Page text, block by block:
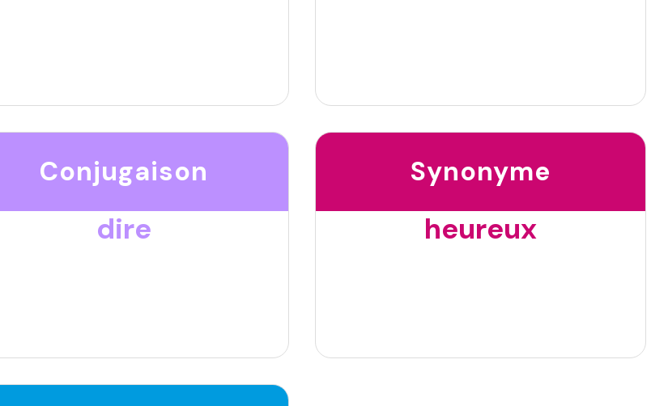
Conjugaison
dire
Synonyme
heureux